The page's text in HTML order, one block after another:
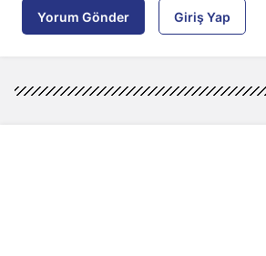
Yorum Gönder Giriş Yap